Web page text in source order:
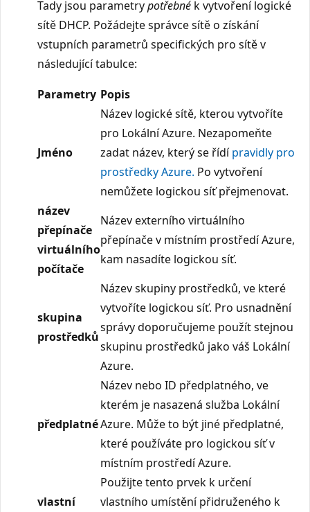
Tady jsou parametrypotřebné k vytvoření logické
sítě DHCP. Požádejte správce sítě o získání
vstupních parametrů specifických pro sítě v
následující tabulce:
Parametry Popis
Jméno
Název logické sítě, kterou vytvoříte
pro Lokální Azure. Nezapomeňte
zadat název, který se řídípravidly pro
prostředky Azure. Po vytvoření
nemůžete logickou síť přejmenovat.
název
přepínače
virtuálního
počítače
Název externího virtuálního
přepínače v místním prostředí Azure,
kam nasadíte logickou síť.
skupina
prostředků
Název skupiny prostředků, ve které
vytvoříte logickou síť. Pro usnadnění
správy doporučujeme použít stejnou
skupinu prostředků jako váš Lokální
Azure.
předplatné
Název nebo ID předplatného, ve
kterém je nasazená služba Lokální
Azure. Může to být jiné předplatné,
které používáte pro logickou síť v
místním prostředí Azure.
vlastní
Použijte tento prvek k určení
vlastního umístění přidruženého k